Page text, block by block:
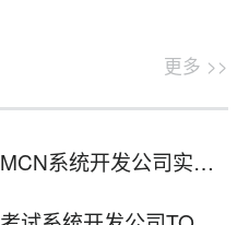
更多 >>
统开发公司实力测评报告